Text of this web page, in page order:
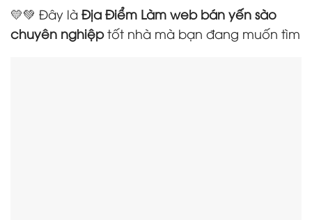
💛💚 Đây là Địa Điểm Làm web bán yến sào
chuyên nghiệptốt nhà mà bạn đang muốn tìm